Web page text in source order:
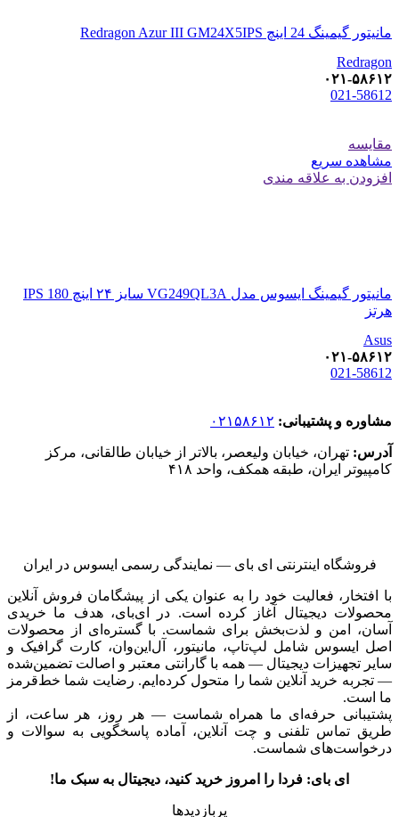
مانیتور گیمینگ 24 اینچ Redragon Azur III GM24X5IPS
Redragon
۰۲۱-۵۸۶۱۲
021-58612
مقایسه
مشاهده سریع
افزودن به علاقه مندی
مانیتور گیمینگ ایسوس مدل VG249QL3A سایز ۲۴ اینچ IPS 180
هرتز
Asus
۰۲۱-۵۸۶۱۲
021-58612
مشاوره و پشتیبانی: ۰۲۱۵۸۶۱۲
آدرس: تهران، خیابان ولیعصر، بالاتر از خیابان طالقانی، مرکز
کامپیوتر ایران، طبقه همکف، واحد ۴۱۸
فروشگاه اینترنتی ای‌ بای — نمایندگی رسمی ایسوس در ایران
با افتخار، فعالیت خود را به عنوان یکی از پیشگامان فروش آنلاین
محصولات دیجیتال آغاز کرده است. در ای‌بای، هدف ما خریدی
آسان، امن و لذت‌بخش برای شماست. با گستره‌ای از محصولات
اصل ایسوس شامل لپ‌تاپ، مانیتور، آل‌این‌وان، کارت گرافیک و
سایر تجهیزات دیجیتال — همه با گارانتی معتبر و اصالت تضمین‌شده
— تجربه خرید آنلاین شما را متحول کرده‌ایم. رضایت شما خط‌قرمز
ما است.
پشتیبانی حرفه‌ای ما همراه شماست — هر روز، هر ساعت، از
طریق تماس تلفنی و چت آنلاین، آماده پاسخگویی به سوالات و
درخواست‌های شماست.
ای بای: فردا را امروز خرید کنید، دیجیتال به سبک ما!
پربازدیدها